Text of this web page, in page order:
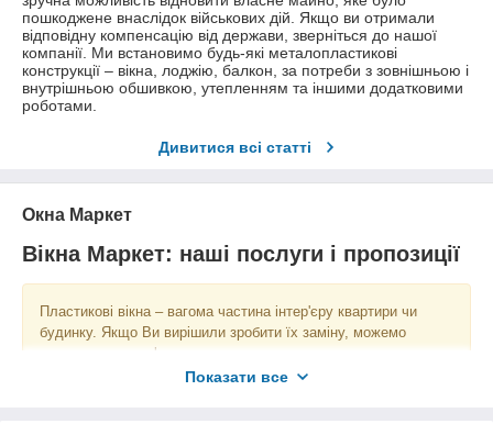
пошкоджене внаслідок військових дій. Якщо ви отримали
відповідну компенсацію від держави, зверніться до нашої
компанії. Ми встановимо будь-які металопластикові
конструкції – вікна, лоджію, балкон, за потреби з зовнішньою і
внутрішньою обшивкою, утепленням та іншими додатковими
роботами.
Дивитися всі статті
Окна Маркет
Вікна Маркет: наші послуги і пропозиції
Пластикові вікна – вагома частина інтер'єру квартири чи
будинку. Якщо Ви вирішили зробити їх заміну, можемо
запропонувати оформити замовлення з нашою установкою.
Щоб легше було визначитися, наші спеціалісти допоможуть
Показати все